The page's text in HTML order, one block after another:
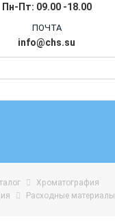
Пн-Пт: 09.00 -18.00
ПОЧТА
info@chs.su
Хроматография
Расходные материалы